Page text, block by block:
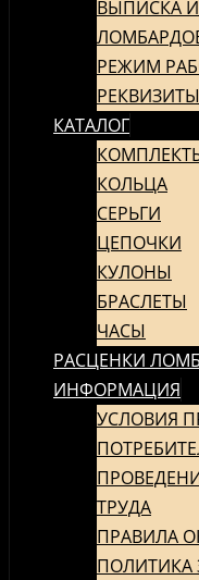
СОДЕРЖИМОМУ
ВЫПИСКА
РЕЖИМ
КАТАЛОГ
КОЛЬЦА
СЕРЬГИ
ЦЕПОЧКИ
КУЛОНЫ
БРАСЛЕТЫ
ЧАСЫ
РАСЦЕНКИ
ИНФОРМАЦИЯ
УСЛОВИЯ
ТРУДА
ПРАВИЛА